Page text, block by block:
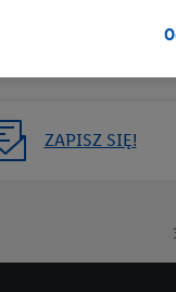
ZAPISZ SIĘ!
jako niezależny
profili,
dokładnych danych
lub uzyskiwanie
skuteczności
technicznego i